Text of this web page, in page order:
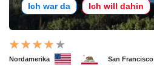
Ich war da Ich will dahin
Nordamerika San Francisco